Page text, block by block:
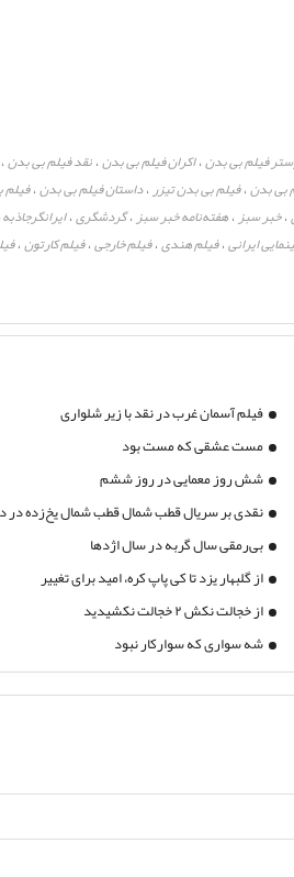
فیلم بی بدن،اکران فیلم بی بدن،نقد فیلم بی بدن،
بی بدن،فیلم بی بدن تیزر،داستان فیلم بی بدن،
،خبر سبز ،هفته‌نامه خبر سبز ،گردشگری،
ایرانی،فیلم هندی،فیلم خارجی،فیلم کارتون،
فیلم آسمان غرب در نقد با زیر شلواری
مست عشقی که مست بود
شش روز معمایی در روز ششم
نقدی بر سریال قطب شمال قطب شمال یخ‌زده در
بی‌رمقی سال گربه در سال اژدها
از گلبهار یزد تا کی پاپ کره، امید برای تغییر
از خجالت نکش ۲ خجالت نکشیدید
شه سواری که سوارکار نبود